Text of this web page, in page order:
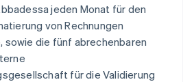
jeden Monat für den
von Rechnungen
sowie die fünf abrechenbaren
für die Validierung